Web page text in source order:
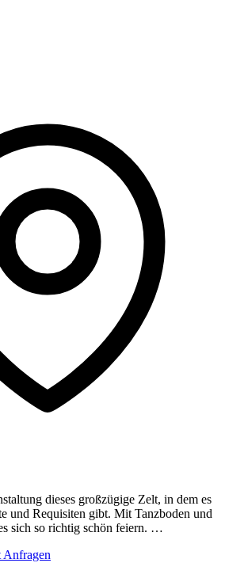
dieses großzügige Zelt, in dem es
und Requisiten gibt. Mit Tanzboden und
sich so richtig schön feiern. …
Anfragen